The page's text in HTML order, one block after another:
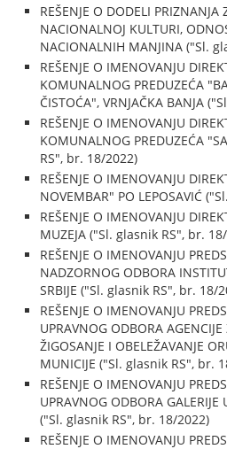
REŠENJE O DODELI
NACIONALNOJ KULTURI,
NACIONALNIH MANJINA ("Sl.
REŠENJE O IMENOVANJU
KOMUNALNOG PREDUZEĆA
ČISTOĆA", VRNJAČKA BANJA
REŠENJE O IMENOVANJU
KOMUNALNOG PREDUZEĆA
RS", br. 18/2022)
REŠENJE O IMENOVANJU
NOVEMBAR" PO LEPOSAVIĆ
REŠENJE O IMENOVANJU
MUZEJA ("Sl. glasnik RS", br.
REŠENJE O IMENOVANJU
NADZORNOG ODBORA
SRBIJE ("Sl. glasnik RS", br. 18/
REŠENJE O IMENOVANJU
UPRAVNOG ODBORA AGENCIJE
ŽIGOSANJE I OBELEŽAVANJE
MUNICIJE ("Sl. glasnik RS", br.
REŠENJE O IMENOVANJU
UPRAVNOG ODBORA
("Sl. glasnik RS", br. 18/2022)
REŠENJE O IMENOVANJU